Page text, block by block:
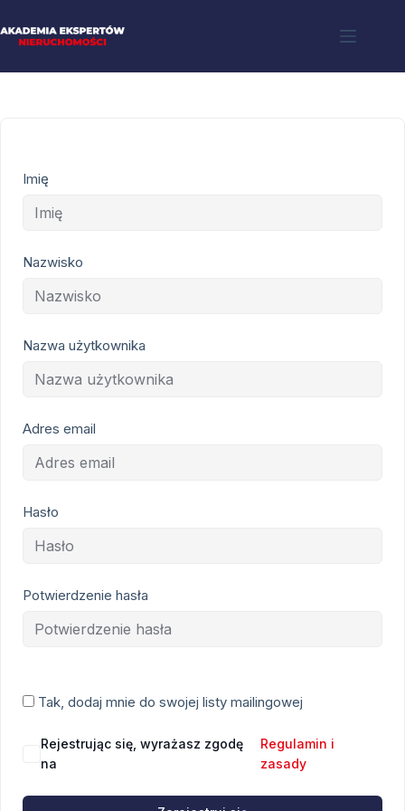
Imię
Nazwisko
Nazwa użytkownika
Adres email
Hasło
Potwierdzenie hasła
Tak, dodaj mnie do swojej listy mailingowej
Rejestrując się, wyrażasz zgodę
na
Regulamin i
zasady